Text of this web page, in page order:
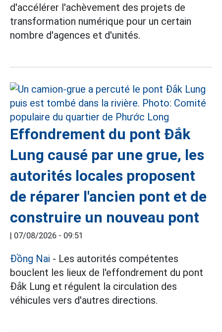
d'accélérer l'achèvement des projets de
transformation numérique pour un certain
nombre d'agences et d'unités.
Effondrement du pont Đắk
Lung causé par une grue, les
autorités locales proposent
de réparer l'ancien pont et de
construire un nouveau pont
| 07/08/2026 - 09:51
Đồng Nai - Les autorités compétentes
bouclent les lieux de l'effondrement du pont
Đắk Lung et régulent la circulation des
véhicules vers d'autres directions.